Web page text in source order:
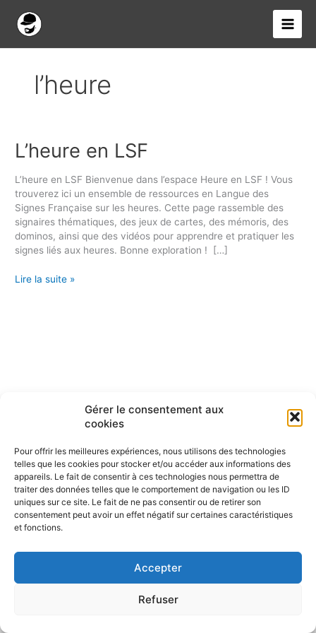
Gérer le consentement aux
cookies
Pour offrir les meilleures expériences, nous utilisons des technologies
telles que les cookies pour stocker et/ou accéder aux informations des
appareils. Le fait de consentir à ces technologies nous permettra de
traiter des données telles que le comportement de navigation ou les ID
uniques sur ce site. Le fait de ne pas consentir ou de retirer son
consentement peut avoir un effet négatif sur certaines caractéristiques
et fonctions.
Accepter
Refuser
contenu
l’heure
L’heure en LSF
L’heure​ en LSF Bienvenue dans l’espace Heure en LSF ! Vous
trouverez ici un ensemble de ressources en Langue des
Signes Française sur les heures. Cette page rassemble des
signaires thématiques, des jeux de cartes, des mémoris, des
dominos, ainsi que des vidéos pour apprendre et pratiquer les
signes liés aux heures. Bonne exploration ! […]
L’heure
en
Lire la suite »